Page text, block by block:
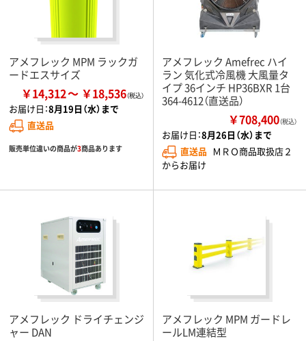
アメフレック MPM ラックガ
ードエスサイズ
￥14,312 ￥18,536
お届け日：8月19日（水）まで
直送品
販売単位違いの商品が3商品あります
アメフレック Amefrec ハイ
ラン 気化式冷風機 大風量タ
イプ 36インチ HP36BXR 1台
364-4612（直送品）
￥708,400（税込）
お届け日：8月26日（水）まで
直送品 ＭＲＯ商品取扱店２
からお届け
アメフレック ドライチェンジ
ャー DAN
アメフレック MPM ガードレ
ールLM連結型